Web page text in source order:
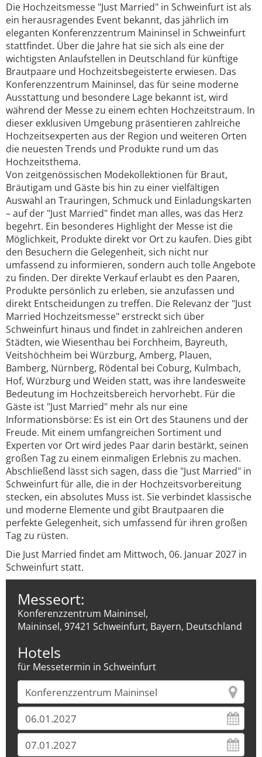
Die Hochzeitsmesse "Just Married" in Schweinfurt ist als
ein herausragendes Event bekannt, das jährlich im
eleganten Konferenzzentrum Maininsel in Schweinfurt
stattfindet. Über die Jahre hat sie sich als eine der
wichtigsten Anlaufstellen in Deutschland für künftige
Brautpaare und Hochzeitsbegeisterte erwiesen. Das
Konferenzzentrum Maininsel, das für seine moderne
Ausstattung und besondere Lage bekannt ist, wird
während der Messe zu einem echten Hochzeitstraum. In
dieser exklusiven Umgebung präsentieren zahlreiche
Hochzeitsexperten aus der Region und weiteren Orten
die neuesten Trends und Produkte rund um das
Hochzeitsthema.
Von zeitgenössischen Modekollektionen für Braut,
Bräutigam und Gäste bis hin zu einer vielfältigen
Auswahl an Trauringen, Schmuck und Einladungskarten
– auf der "Just Married" findet man alles, was das Herz
begehrt. Ein besonderes Highlight der Messe ist die
Möglichkeit, Produkte direkt vor Ort zu kaufen. Dies gibt
den Besuchern die Gelegenheit, sich nicht nur
umfassend zu informieren, sondern auch tolle Angebote
zu finden. Der direkte Verkauf erlaubt es den Paaren,
Produkte persönlich zu erleben, sie anzufassen und
direkt Entscheidungen zu treffen. Die Relevanz der "Just
Married Hochzeitsmesse" erstreckt sich über
Schweinfurt hinaus und findet in zahlreichen anderen
Städten, wie Wiesenthau bei Forchheim, Bayreuth,
Veitshöchheim bei Würzburg, Amberg, Plauen,
Bamberg, Nürnberg, Rödental bei Coburg, Kulmbach,
Hof, Würzburg und Weiden statt, was ihre landesweite
Bedeutung im Hochzeitsbereich hervorhebt. Für die
Gäste ist "Just Married" mehr als nur eine
Informationsbörse: Es ist ein Ort des Staunens und der
Freude. Mit einem umfangreichen Sortiment und
Experten vor Ort wird jedes Paar darin bestärkt, seinen
großen Tag zu einem einmaligen Erlebnis zu machen.
Abschließend lässt sich sagen, dass die "Just Married" in
Schweinfurt für alle, die in der Hochzeitsvorbereitung
stecken, ein absolutes Muss ist. Sie verbindet klassische
und moderne Elemente und gibt Brautpaaren die
perfekte Gelegenheit, sich umfassend für ihren großen
Tag zu rüsten.
Die Just Married findet am Mittwoch, 06. Januar 2027 in
Schweinfurt statt.
Messeort:
Konferenzzentrum Maininsel,
Maininsel, 97421 Schweinfurt, Bayern, Deutschland
Hotels
für Messetermin in Schweinfurt